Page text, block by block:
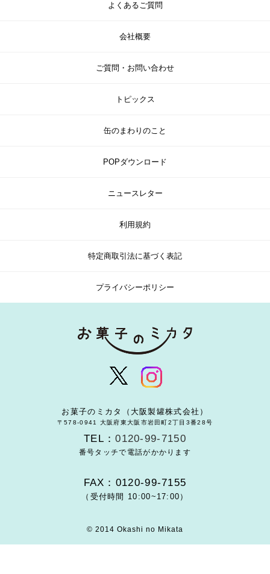
よくあるご質問
会社概要
ご質問・お問い合わせ
トピックス
缶のまわりのこと
POPダウンロード
ニュースレター
利用規約
特定商取引法に基づく表記
プライバシーポリシー
お菓子のミカタ（大阪製罐株式会社）
〒578-0941 大阪府東大阪市岩田町2丁目3番28号
TEL：0120-99-7150
番号タッチで電話がかかります
FAX：0120-99-7155
（受付時間 10:00~17:00）
© 2014 Okashi no Mikata